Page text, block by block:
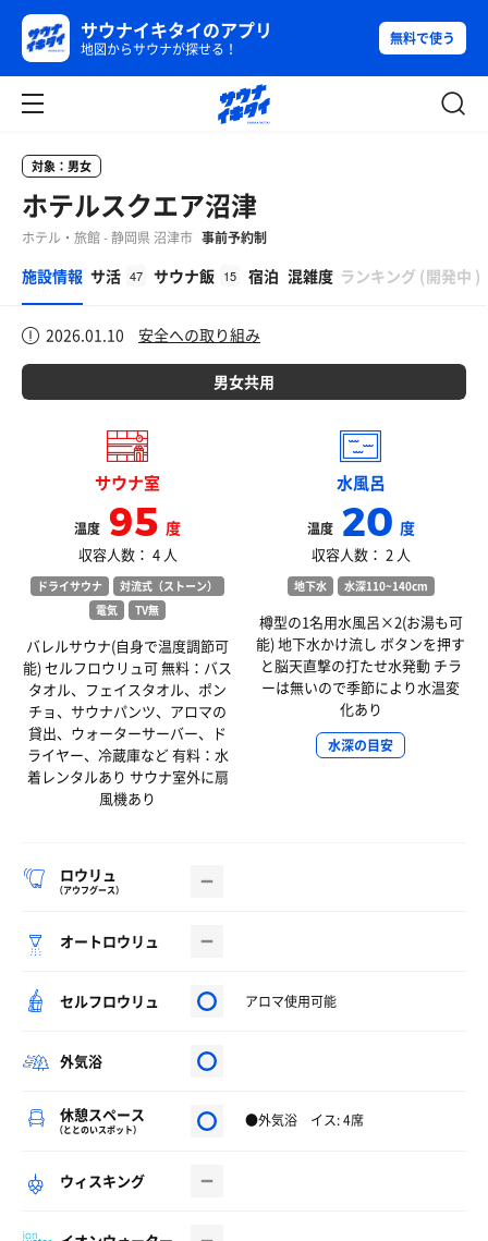
サウナイキタイのアプリ
地図からサウナが探せる！
無料で使う
対象：男女
ホテルスクエア沼津
ホテル・旅館 - 静岡県 沼津市 事前予約制
施設情報 サ活 47 サウナ飯 15 宿泊 混雑度 ランキング (開発中 )
2026.01.10 安全への取り組み
男女共用
サウナ室
温度 95度
収容人数： 4 人
ドライサウナ
対流式（ストーン）
電気
TV無
バレルサウナ(自身で温度調節可
能) セルフロウリュ可 無料：バス
タオル、フェイスタオル、ポン
チョ、サウナパンツ、アロマの
貸出、ウォーターサーバー、ド
ライヤー、冷蔵庫など 有料：水
着レンタルあり サウナ室外に扇
風機あり
水風呂
温度20度
収容人数： 2 人
地下水 水深110~140cm
樽型の1名用水風呂×2(お湯も可
能) 地下水かけ流し ボタンを押す
と脳天直撃の打たせ水発動 チラ
ーは無いので季節により水温変
化あり
水深の目安
ロウリュ
（アウフグース）
オートロウリュ
セルフロウリュ アロマ使用可能
外気浴
休憩スペース
（ととのいスポット） ●外気浴 イス: 4席
ウィスキング